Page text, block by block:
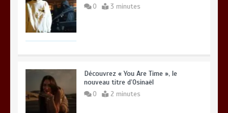
0 3 minutes
Découvrez « You Are Time », le
nouveau titre d’Osinaël
0 2 minutes